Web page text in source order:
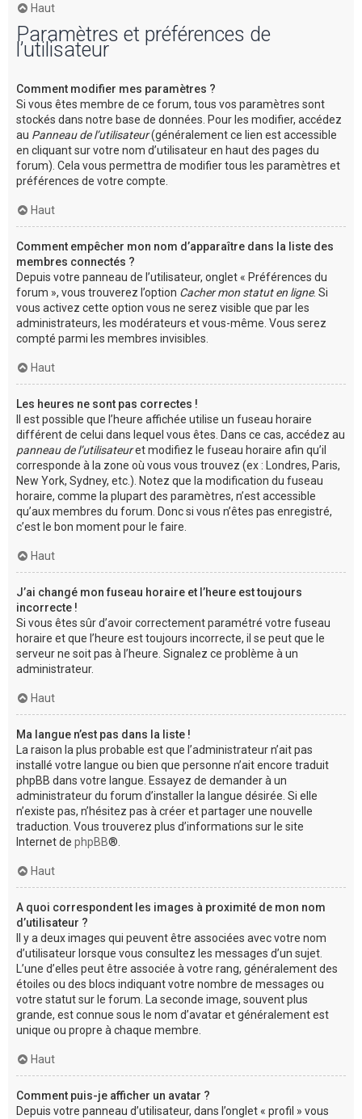
Haut
Paramètres et préférences de
l’utilisateur
Comment modifier mes paramètres ?
Si vous êtes membre de ce forum, tous vos paramètres sont
stockés dans notre base de données. Pour les modifier, accédez
au Panneau de l’utilisateur(généralement ce lien est accessible
en cliquant sur votre nom d’utilisateur en haut des pages du
forum). Cela vous permettra de modifier tous les paramètres et
préférences de votre compte.
Haut
Comment empêcher mon nom d’apparaître dans la liste des
membres connectés ?
Depuis votre panneau de l’utilisateur, onglet « Préférences du
forum », vous trouverez l’option Cacher mon statut en ligne. Si
vous activez cette option vous ne serez visible que par les
administrateurs, les modérateurs et vous-même. Vous serez
compté parmi les membres invisibles.
Haut
Les heures ne sont pas correctes !
Il est possible que l’heure affichée utilise un fuseau horaire
différent de celui dans lequel vous êtes. Dans ce cas, accédez au
panneau de l’utilisateuret modifiez le fuseau horaire afin qu’il
corresponde à la zone où vous vous trouvez (ex : Londres, Paris,
New York, Sydney, etc.). Notez que la modification du fuseau
horaire, comme la plupart des paramètres, n’est accessible
qu’aux membres du forum. Donc si vous n’êtes pas enregistré,
c’est le bon moment pour le faire.
Haut
J’ai changé mon fuseau horaire et l’heure est toujours
incorrecte !
Si vous êtes sûr d’avoir correctement paramétré votre fuseau
horaire et que l’heure est toujours incorrecte, il se peut que le
serveur ne soit pas à l’heure. Signalez ce problème à un
administrateur.
Haut
Ma langue n’est pas dans la liste !
La raison la plus probable est que l’administrateur n’ait pas
installé votre langue ou bien que personne n’ait encore traduit
phpBB dans votre langue. Essayez de demander à un
administrateur du forum d’installer la langue désirée. Si elle
n’existe pas, n’hésitez pas à créer et partager une nouvelle
traduction. Vous trouverez plus d’informations sur le site
Internet de phpBB®.
Haut
A quoi correspondent les images à proximité de mon nom
d’utilisateur ?
Il y a deux images qui peuvent être associées avec votre nom
d’utilisateur lorsque vous consultez les messages d’un sujet.
L’une d’elles peut être associée à votre rang, généralement des
étoiles ou des blocs indiquant votre nombre de messages ou
votre statut sur le forum. La seconde image, souvent plus
grande, est connue sous le nom d’avatar et généralement est
unique ou propre à chaque membre.
Haut
Comment puis-je afficher un avatar ?
Depuis votre panneau d’utilisateur, dans l’onglet « profil » vous